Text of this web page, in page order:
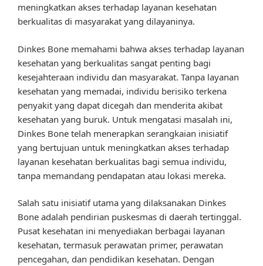
meningkatkan akses terhadap layanan kesehatan
berkualitas di masyarakat yang dilayaninya.
Dinkes Bone memahami bahwa akses terhadap layanan
kesehatan yang berkualitas sangat penting bagi
kesejahteraan individu dan masyarakat. Tanpa layanan
kesehatan yang memadai, individu berisiko terkena
penyakit yang dapat dicegah dan menderita akibat
kesehatan yang buruk. Untuk mengatasi masalah ini,
Dinkes Bone telah menerapkan serangkaian inisiatif
yang bertujuan untuk meningkatkan akses terhadap
layanan kesehatan berkualitas bagi semua individu,
tanpa memandang pendapatan atau lokasi mereka.
Salah satu inisiatif utama yang dilaksanakan Dinkes
Bone adalah pendirian puskesmas di daerah tertinggal.
Pusat kesehatan ini menyediakan berbagai layanan
kesehatan, termasuk perawatan primer, perawatan
pencegahan, dan pendidikan kesehatan. Dengan